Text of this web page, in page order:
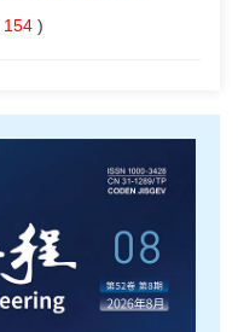
154 )